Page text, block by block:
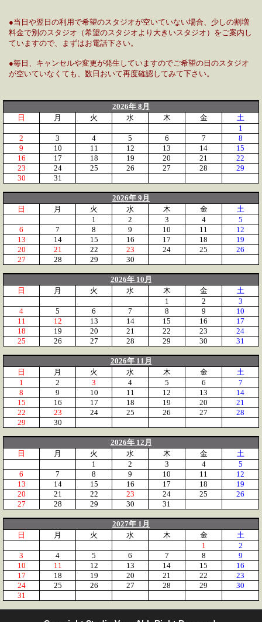
●当日や翌日の利用で希望のスタジオが空いていない場合、少しの割増
料金で別のスタジオ（希望のスタジオより大きいスタジオ）をご案内し
ていますので、まずはお電話下さい。
●毎日、キャンセルや変更が発生していますのでご希望の日のスタジオ
が空いていなくても、数日おいて再度確認してみて下さい。
2026年 8月
日
月 火 水 木 金
土
1
2
3 4 5 6 7
8
9
10 11 12 13 14
15
16
17 18 19 20 21
22
23
24 25 26 27 28
29
30
31
2026年 9月
日
月 火 水 木 金
土
1
2 3 4
5
6
7 8 9 10 11
12
13
14 15 16 17 18
19
20
21 22 23 24 25
26
27
28 29 30
2026年 10月
日
月 火 水 木 金
土
1
2
3
4
5 6 7 8 9
10
11
12 13 14 15 16
17
18
19 20 21 22 23
24
25
26 27 28 29 30 31
2026年 11月
日
月 火 水 木 金
土
1
2 3 4 5 6
7
8
9 10 11 12 13
14
15
16 17 18 19 20
21
22
23 24 25 26 27
28
29
30
2026年 12月
日
月 火 水 木 金
土
1
2 3 4
5
6
7 8 9 10 11
12
13
14 15 16 17 18
19
20
21 22 23 24 25
26
27
28 29 30 31
2027年 1月
日
月 火 水 木 金
土
1
2
3
4 5 6 7 8
9
10
11 12 13 14 15
16
17
18 19 20 21 22
23
24
25 26 27 28 29
30
31